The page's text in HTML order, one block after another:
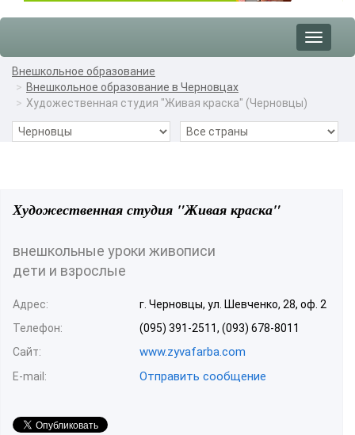
Toggle
Внешкольное образование
Внешкольное образование в Черновцах
Художественная студия "Живая краска" (Черновцы)
Художественная студия "Живая краска"
внешкольные уроки живописи
дети и взрослые
Адрес:
г. Черновцы, ул. Шевченко, 28, оф. 2
Телефон:
(095) 391-2511, (093) 678-8011
Сайт:
www.zyvafarba.com
E-mail: Отправить сообщение